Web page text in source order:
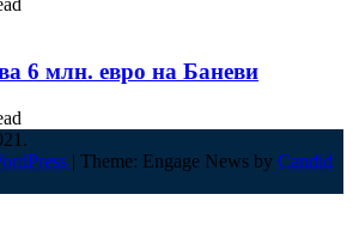
6 млн. евро на Баневи
| Theme: Engage News by Candid